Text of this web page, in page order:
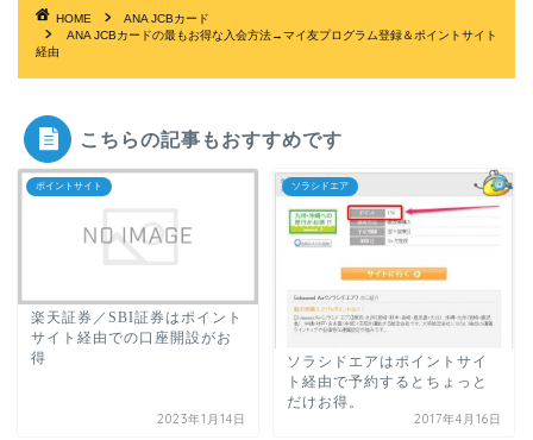
HOME
ANA JCBカード
ANA JCBカードの最もお得な入会方法→マイ友プログラム登録＆ポイントサイト
経由
こちらの記事もおすすめです
ポイントサイト
楽天証券／SBI証券はポイント
サイト経由での口座開設がお
得
2023年1月14日
ソラシドエア
ソラシドエアはポイントサイ
ト経由で予約するとちょっと
だけお得。
2017年4月16日